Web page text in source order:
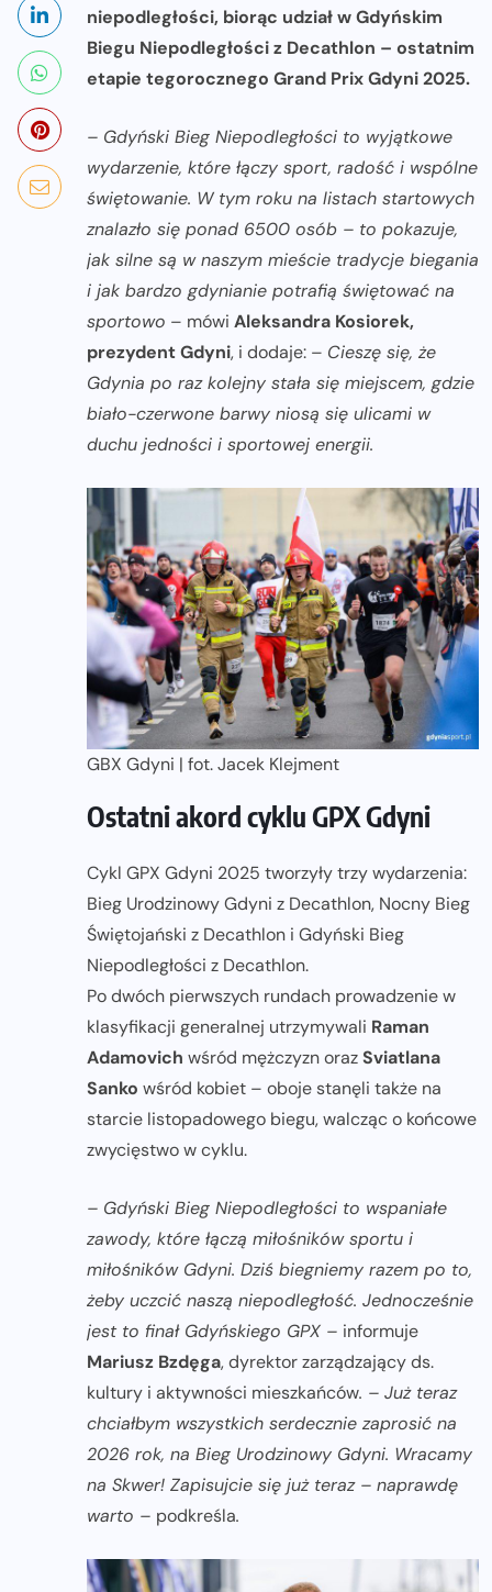
niepodległości, biorąc udział w Gdyńskim
Biegu Niepodległości z Decathlon – ostatnim
etapie tegorocznego Grand Prix Gdyni 2025.
– Gdyński Bieg Niepodległości to wyjątkowe
wydarzenie, które łączy sport, radość i wspólne
świętowanie. W tym roku na listach startowych
znalazło się ponad 6500 osób – to pokazuje,
jak silne są w naszym mieście tradycje biegania
i jak bardzo gdynianie potrafią świętować na
sportowo – mówi Aleksandra Kosiorek,
prezydent Gdyni, i dodaje: – Cieszę się, że
Gdynia po raz kolejny stała się miejscem, gdzie
biało-czerwone barwy niosą się ulicami w
duchu jedności i sportowej energii.
GBX Gdyni | fot. Jacek Klejment
Ostatni akord cyklu GPX Gdyni
Cykl GPX Gdyni 2025 tworzyły trzy wydarzenia:
Bieg Urodzinowy Gdyni z Decathlon, Nocny Bieg
Świętojański z Decathlon i Gdyński Bieg
Niepodległości z Decathlon.
Po dwóch pierwszych rundach prowadzenie w
klasyfikacji generalnej utrzymywali Raman
Adamovich wśród mężczyzn orazSviatlana
Sanko wśród kobiet – oboje stanęli także na
starcie listopadowego biegu, walcząc o końcowe
zwycięstwo w cyklu.
– Gdyński Bieg Niepodległości to wspaniałe
zawody, które łączą miłośników sportu i
miłośników Gdyni. Dziś biegniemy razem po to,
żeby uczcić naszą niepodległość. Jednocześnie
jest to finał Gdyńskiego GPX – informuje
Mariusz Bzdęga, dyrektor zarządzający ds.
kultury i aktywności mieszkańców. – Już teraz
chciałbym wszystkich serdecznie zaprosić na
2026 rok, na Bieg Urodzinowy Gdyni. Wracamy
na Skwer! Zapisujcie się już teraz – naprawdę
warto – podkreśla.